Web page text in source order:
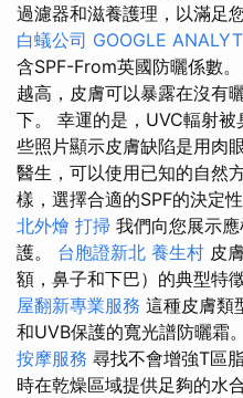
過濾器和滋養護理，以滿足
白蟻公司 GOOGLE
含SPF-From英國防曬係數。
越高，皮膚可以暴露在沒有
下。 幸運的是，UVC輻射
些照片顯示皮膚缺陷是用肉
醫生，可以使用已知的自然
樣，選擇合適的SPF的決定
北外燴 打掃 我們向您展示
護。 台胞證新北 養生村 皮
額，鼻子和下巴）的典型特
屋翻新專業服務 這種皮膚類
和UVB保護的寬光譜防曬霜。
按摩服務 尋找不會增強T區
時在乾燥區域提供足夠的水